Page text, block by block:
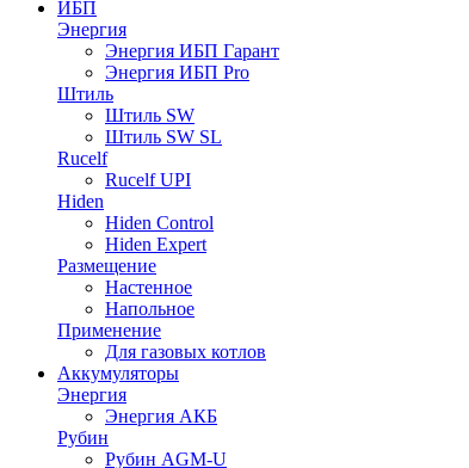
ИБП
Энергия
Энергия ИБП Гарант
Энергия ИБП Pro
Штиль
Штиль SW
Штиль SW SL
Rucelf
Rucelf UPI
Hiden
Hiden Control
Hiden Expert
Размещение
Настенное
Напольное
Применение
Для газовых котлов
Аккумуляторы
Энергия
Энергия АКБ
Рубин
Рубин AGM-U